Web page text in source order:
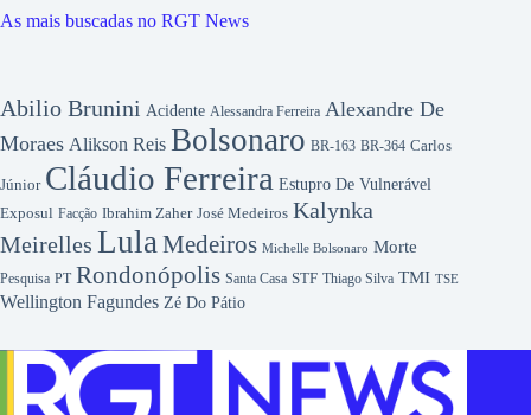
As mais buscadas no RGT News
Abilio Brunini Acidente Alessandra Ferreira Alexandre De
Moraes Alikson Reis Bolsonaro BR-163 BR-364 Carlos
Júnior Cláudio Ferreira Estupro De Vulnerável
Exposul Facção Ibrahim Zaher José Medeiros Kalynka
Meirelles LulaMedeiros Michelle Bolsonaro Morte
Pesquisa PT Rondonópolis Santa Casa STF Thiago Silva TMI TSE
Wellington Fagundes Zé Do Pátio